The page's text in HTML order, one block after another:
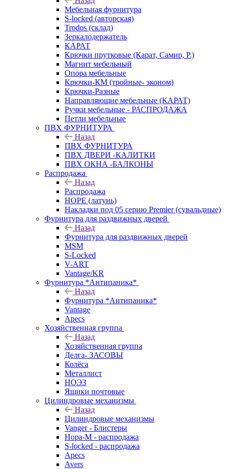
Мебельная фурнитура
S-locked (авторская)
Trodos (склад)
Зеркалодержатель
КАРАТ
Крючки прутковые (Карат, Самир, Р.)
Магнит мебельный
Опора мебельные
Крючки-КМ (тройные- эконом)
Крючки-Разные
Направляющие мебельные (КАРАТ)
Ручки мебельные - РАСПРОДАЖА
Петли мебельные
ПВХ ФУРНИТУРА
Назад
ПВХ ФУРНИТУРА
ПВХ ДВЕРИ -КАЛИТКИ
ПВХ ОКНА -БАЛКОНЫ
Распродажа
Назад
Распродажа
HOPE (латунь)
Накладки под 05 серию Premier (сувальдные)
Фурнитура для раздвижных дверей
Назад
Фурнитура для раздвижных дверей
MSM
S-Locked
V-ART
Vantage/KR
Фурнитура *Антипаника*
Назад
Фурнитура *Антипаника*
Vantage
Apecs
Хозяйственная группа
Назад
Хозяйственная группа
Делга- ЗАСОВЫ
Колёса
Металлист
НОЭЗ
Ящики почтовые
Цилиндровые механизмы
Назад
Цилиндровые механизмы
Vanger - Блистеры
Нора-М - распродажа
S-locked - распродажа
Apecs
Avers